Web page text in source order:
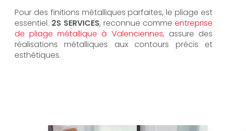
Pour des finitions métalliques parfaites, le pliage est
essentiel. 2S SERVICES, reconnue comme entreprise
de pliage métallique à Valenciennes, assure des
réalisations métalliques aux contours précis et
esthétiques.